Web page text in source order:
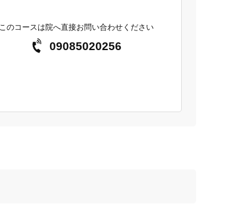
このコースは院へ直接お問い合わせください
09085020256